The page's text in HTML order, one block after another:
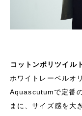
コットンポリツイル
ホワイトレーベルオ
Aquascutumで定番
まに、サイズ感を大